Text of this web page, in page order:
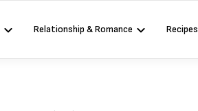
Relationship & Romance Recipes